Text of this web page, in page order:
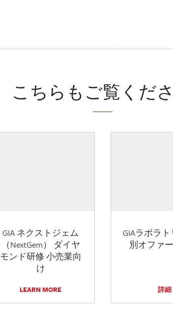
こちらもご覧くだ
GIA ネクストジェム
（NextGem） ダイヤ
モンド研修 小売業向
け
LEARN MORE
GIAラボラ
別オファ
詳細